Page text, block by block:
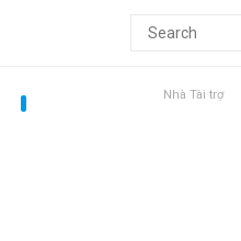
Nhà Tài trợ